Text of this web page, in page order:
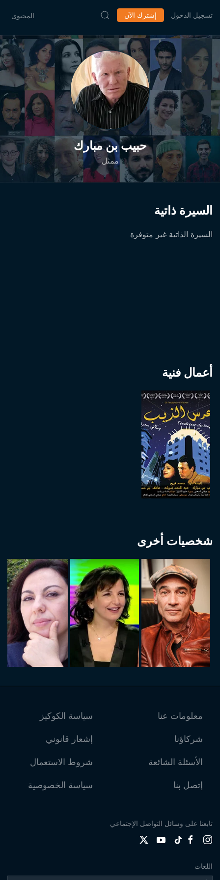
المحتوى إشترك الآن تسجيل الدخول
حبيب بن مبارك
ممثل
السيرة ذاتية
السيرة الذاتية غير متوفرة
أعمال فنية
شخصيات أخرى
معلومات عنا
شركاؤنا
الأسئلة الشائعة
إتصل بنا
سياسة الكوكيز
إشعار قانوني
شروط الاستعمال
سياسة الخصوصية
تابعنا على وسائل التواصل الإجتماعي
اللغات